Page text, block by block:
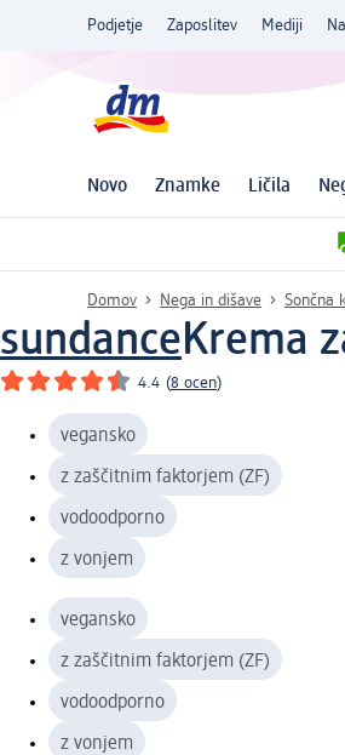
Podjetje Zaposlitev Mediji
Novo Znamke Ličila
Domov Nega in dišave Sončna
sundanceKrema
4.4 (8 ocen)
vegansko
z zaščitnim faktorjem (ZF)
vodoodporno
z vonjem
vegansko
z zaščitnim faktorjem (ZF)
vodoodporno
z vonjem